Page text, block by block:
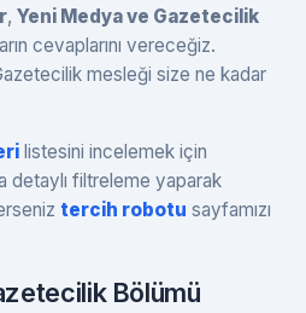
, Yeni Medya ve Gazetecilik
cevaplarını vereceğiz.
mesleği size ne kadar
listesini incelemek için
detaylı filtreleme yaparak
tercih robotu sayfamızı
Bölümü